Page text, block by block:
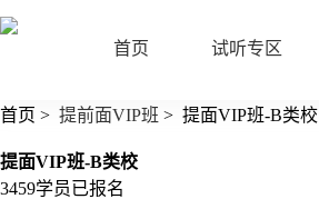
首页 试听专区
首页 > 提前面VIP班 > 提面VIP班-B类校
提面VIP班-B类校
3459学员已报名